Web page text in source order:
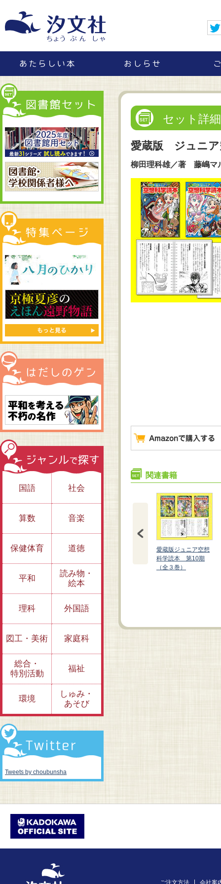
セット詳細
愛蔵版 ジュニア
柳田理科雄／著 藤嶋マ
関連書籍
愛蔵版 ジュニア空想
科学読本②
愛蔵版 ジュニア空想
科学読本①
愛蔵版ジュニア空想
科学読本 第10期
（全３巻）
国語 社会
算数 音楽
保健体育 道徳
平和
読み物・
絵本
理科 外国語
図工・美術 家庭科
総合・
特別活動
福祉
環境
しゅみ・
あそび
Tweets by choubunsha